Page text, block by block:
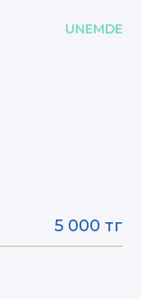
UNEMDE
5 000 тг